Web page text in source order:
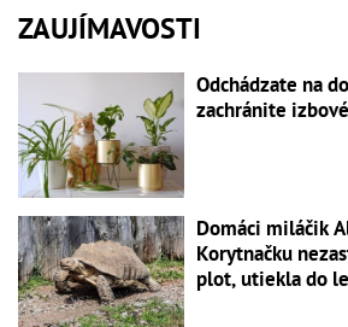
ZAUJÍMAVOSTI
Odchádzate na
zachránite
Domáci miláčik
Korytnačku
plot, utiekla do